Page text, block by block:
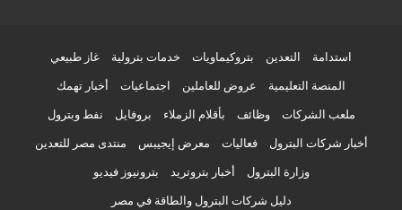
استدامة التعدين بتروكيماويات خدمات بترولية غاز طبيعي
المنصة التعليمية عروض للعاملين اجتماعيات أخبار تهمك
ملعب الشركات وظائف بأقلام الزملاء بروفايل نفط وبترول
أخبار شركات البترول فعاليات معرض إيجيبس منتدى مصر للتعدين
وزارة البترول أخبار بتروتريد بترونيوز فيديو
دليل شركات البترول والطاقة في مصر